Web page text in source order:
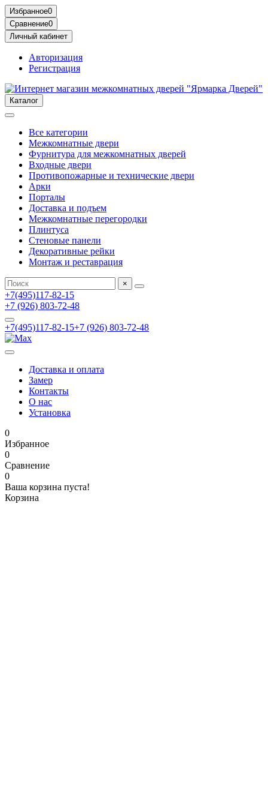
Избранное0
Сравнение0
Личный кабинет
Авторизация
Регистрация
Каталог
Все категории
Межкомнатные двери
Фурнитура для межкомнатных дверей
Входные двери
Противопожарные и технические двери
Арки
Порталы
Доставка и подъем
Межкомнатные перегородки
Плинтуса
Стеновые панели
Декоративные рейки
Монтаж и реставрация
×
+7(495)117-82-15
+7 (926) 803-72-48
+7(495)117-82-15+7 (926) 803-72-48
Доставка и оплата
Замер
Контакты
О нас
Установка
0
Избранное
0
Сравнение
0
Ваша корзина пуста!
Корзина